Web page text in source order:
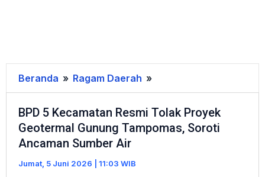
Beranda » Ragam Daerah »
5
Kecamatan
Resmi
BPD 5 Kecamatan Resmi Tolak Proyek
Geotermal Gunung Tampomas, Soroti
Ancaman Sumber Air
Jumat, 5 Juni 2026 | 11:03 WIB